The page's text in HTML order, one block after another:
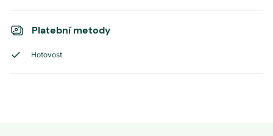
Platební metody
Hotovost